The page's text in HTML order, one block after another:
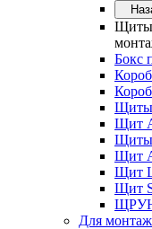
Щиты
Бокс
Щиты
Щит
Щиты
Щит
Щит
Щит
ЩРУН
Для